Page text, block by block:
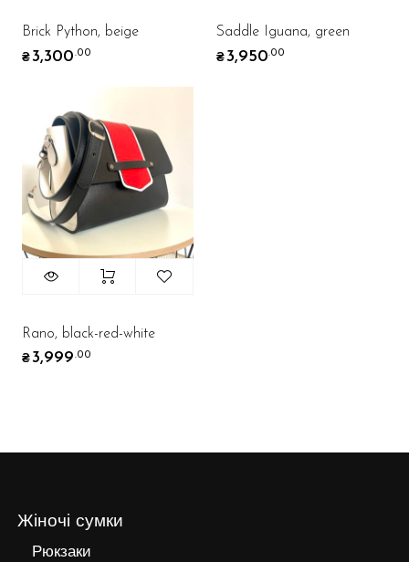
Brick Python, beige
₴3,300.00
Saddle Iguana, green
₴ 3,950.00
Rano, black-red-white
₴3,999.00
Жіночі сумки
Рюкзаки